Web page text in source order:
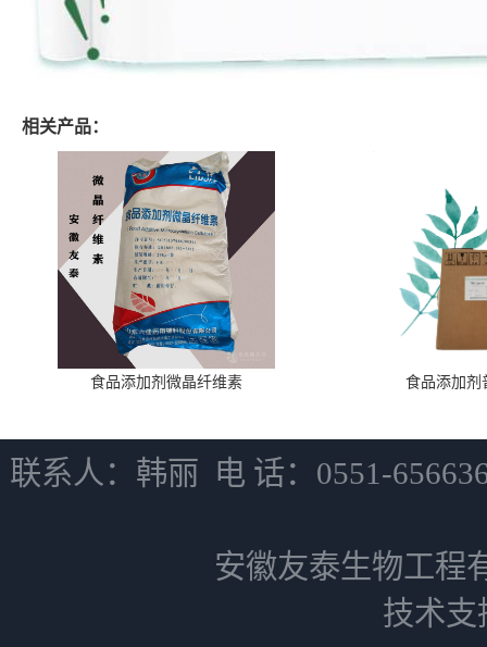
相关产品：
食品添加剂微晶纤维素 食品添加剂
联系人：韩丽 电 话：0551-
安徽友泰生物工程
技术